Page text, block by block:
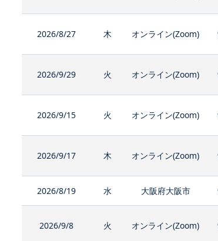
2026/8/27 木 オンライン(Zoom)
2026/9/29 火 オンライン(Zoom)
2026/9/15 火 オンライン(Zoom)
2026/9/17 木 オンライン(Zoom)
2026/8/19 水 大阪府大阪市
2026/9/8 火 オンライン(Zoom)